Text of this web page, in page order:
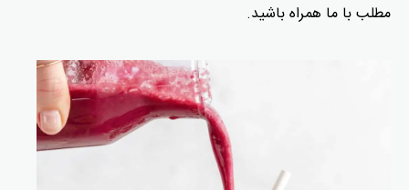
مطلب با ما همراه باشید.